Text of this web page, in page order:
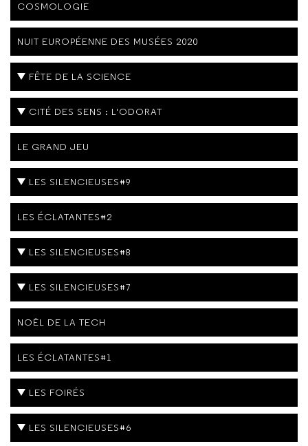
COSMOLOGIE
NUIT EUROPÉENNE DES MUSÉES 2020
FÊTE DE LA SCIENCE
CITÉ DES SENS : L'ODORAT
LE GRAND JEU
LES SILENCIEUSES#9
LES ÉCLATANTES#2
LES SILENCIEUSES#8
LES SILENCIEUSES#7
NOËL DE LA TECH
LES ÉCLATANTES#1
LES FOIRÉS
LES SILENCIEUSES#6